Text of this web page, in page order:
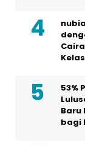
53%
Baru
bagi